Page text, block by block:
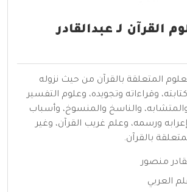
القرآن لـ عبدالقادر
المتعلقة بالقرآن من حيث نزوله
وقراءاته وتجويده، وعلوم التفسير
والناسخ والمنسوخ، وأسباب
ورسمه، وعلم غريب القرآن، وغير
بالقرآن.
منصور
العربي